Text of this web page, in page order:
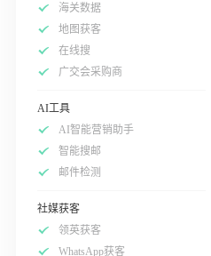
海关数据
地图获客
在线搜
广交会采购商
AI工具
AI智能营销助手
智能搜邮
邮件检测
社媒获客
领英获客
WhatsApp获客